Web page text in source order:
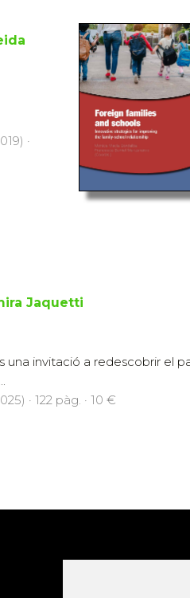
·
Jaquetti
una invitació a redescobrir el
· 122 pàg. · 10 €